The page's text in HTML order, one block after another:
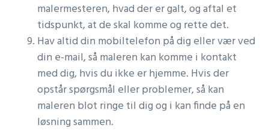
malermesteren, hvad der er galt, og aftal et
tidspunkt, at de skal komme og rette det.
Hav altid din mobiltelefon på dig eller vær ved
din e-mail, så maleren kan komme i kontakt
med dig, hvis du ikke er hjemme. Hvis der
opstår spørgsmål eller problemer, så kan
maleren blot ringe til dig og i kan finde på en
løsning sammen.